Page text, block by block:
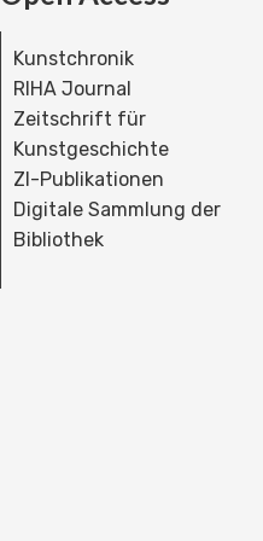
Kunstchronik
RIHA Journal
Zeitschrift für
Kunstgeschichte
ZI-Publikationen
Digitale Sammlung der
Bibliothek